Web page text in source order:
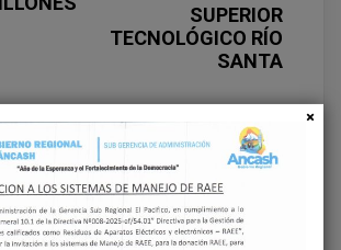
SUPERIOR
TECNOLÓGICO RÍO
SANTA